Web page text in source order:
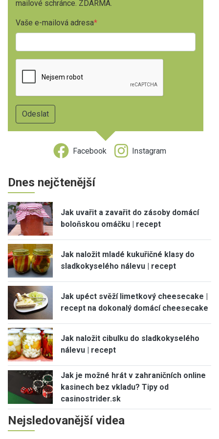
mailové schránce. ZDARMA.
Vaše e-mailová adresa
Facebook Instagram
Dnes nejčtenější
Jak uvařit a zavařit do zásoby domácí
boloňskou omáčku | recept
Jak naložit mladé kukuřičné klasy do
sladkokyselého nálevu | recept
Jak upéct svěží limetkový cheesecake |
recept na dokonalý domácí cheesecake
Jak naložit cibulku do sladkokyselého
nálevu | recept
Jak je možné hrát v zahraničních online
kasinech bez vkladu? Tipy od
casinostrider.sk
Nejsledovanější videa